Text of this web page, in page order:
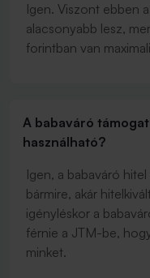
Igen. Viszont ebben
alacsonyabb lesz,
forintban van
A babaváró
használható?
Igen, a babaváró
bármire, akár
igényléskor a
férnie a JTM-be,
minket.